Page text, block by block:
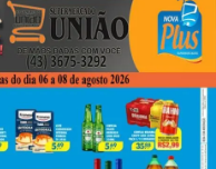
Next
Mistério Em Cambé: Mulher De 42 Anos Desaparece Após Sair Para Procurar Emprego